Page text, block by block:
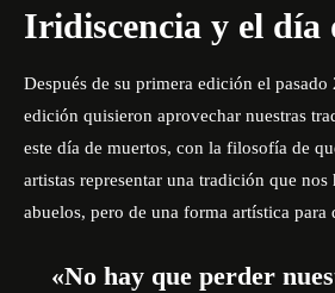
Iridiscencia y el día
Después de su primera edición el pasado
edición quisieron aprovechar nuestras
este día de muertos, con la filosofía de
artistas representar una tradición que nos
abuelos, pero de una forma artística
«No hay que perder